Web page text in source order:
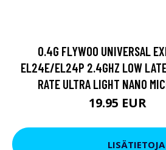
0.4G FLYWOO UNIVERSAL
EL24E/EL24P 2.4GHZ LOW
RATE ULTRA LIGHT NANO
19.95 EUR
LISÄTIETOJA